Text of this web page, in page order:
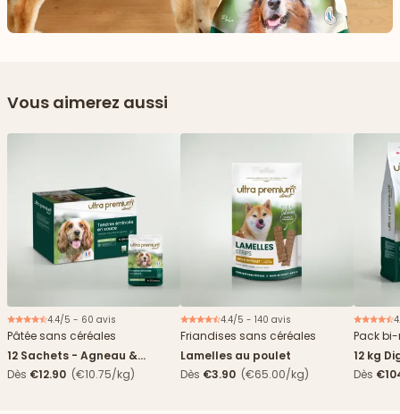
Vous aimerez aussi
4.4/5 - 60 avis
Pâtée sans céréales
12 Sachets - Agneau &
haricots verts
Dès €12.90 (€10.75/kg)
4.4/5 - 140 avis
Friandises sans céréales
Lamelles au poulet
Dès €3.90 (€65.00/kg)
Pack
12 kg
boîtes
Dès